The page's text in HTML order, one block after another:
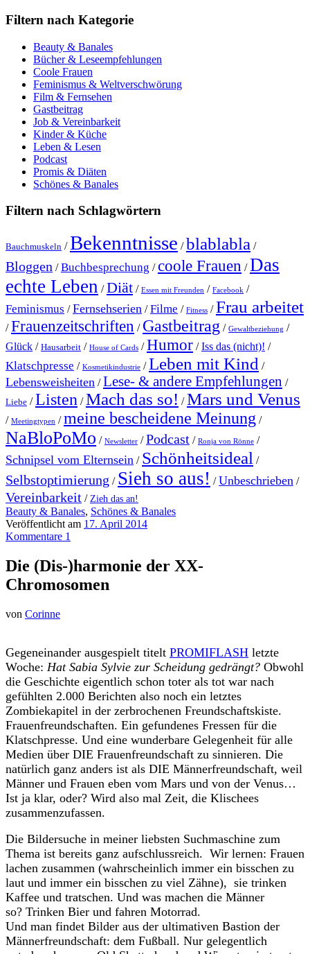
Filtern nach Kategorie
Beauty & Banales
Bücher & Leseempfehlungen
Coole Frauen
Feminismus & Weltverschwörung
Film & Fernsehen
Gastbeitrag
Job & Vereinbarkeit
Kinder & Küche
Leben & Lesen
Podcast
Promis & Diäten
Schönes & Banales
Filtern nach Schlagwörtern
Bauchmuskeln /Bekenntnisse /blablabla /
Bloggen /Buchbesprechung /coole Frauen /Das
echte Leben /Diät / Essen mit Freunden / Facebook /
Feminismus /Fernsehserien /Filme / Fitness /Frau arbeitet
/Frauenzeitschriften / Gastbeitrag / Gewaltbeziehung /
Glück / Hausarbeit / House of Cards /Humor /Iss das (nicht)! /
Klatschpresse / Kosmetikindustrie /Leben mit Kind /
Lebensweisheiten /Lese- & andere Empfehlungen /
Liebe /Listen /Mach das so! /Mars und Venus
/ Meetingtypen /meine bescheidene Meinung /
NaBloPoMo / Newsletter /Podcast / Ronja von Rönne /
Schnipsel vom Elternsein / Schönheitsideal /
Selbstoptimierung / Sieh so aus! /Unbeschrieben /
Vereinbarkeit / Zieh das an!
Beauty & Banales, Schönes & Banales
Veröffentlicht am 17. April 2014
Kommentare 1
Die (Dis-)harmonie der XX-
Chromosomen
von Corinne
Gegeneinander ausgespielt titelt PROMIFLASH letzte
Woche: Hat Sabia Sylvie zur Scheidung gedrängt? Obwohl
die Geschichte eigentlich schon toter als tot war nach
gefühlten 2.000 Berichten also noch ein letztes
Zombiekapitel in der zerbrochenen Freundschaftskiste.
Frauenfreundschaften. Ein gefundenes Fressen für die
Klatschpresse. Und eine wunderbare Gelegenheit für alle
Medien über DIE Frauenfreundschaft zu sinnieren. Die
natürlich ganz anders ist als DIE Männerfreundschaft, weil
Männer und Frauen eben vom Mars und von der Venus…
Ist ja klar, oder? Wird also mal Zeit, die Klischees
zusammenzufassen.
Die Bildersuche in meiner liebsten Suchmaschine zum
Thema ist bereits ganz aufschlussreich. Wir lernen: Frauen
lachen zusammen (wahrscheinlich immer ein bisschen zu
laut und immer ein bisschen zu viel Zähne), sie trinken
Kaffee und tratschen. Und was machen die Männer
so? Trinken Bier und fahren Motorrad.
Und man findet Bilder aus der ultimativen Bastion der
Männerfreundschaft: dem Fußball. Nur gelegentlich